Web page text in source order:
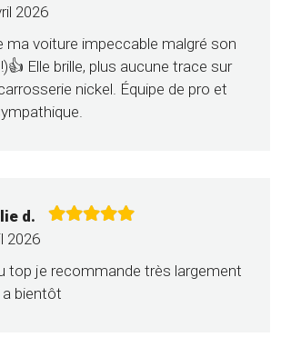
2026
ma voiture impeccable malgré son
Elle brille, plus aucune trace sur
nickel. Équipe de pro et
d.
2026
top je recommande très largement
bientôt